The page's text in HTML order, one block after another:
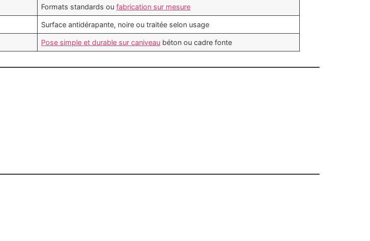
Formats standards oufabrication sur mesure
Surface antidérapante, noire ou traitée selon usage
Pose simple et durable sur caniveau béton ou cadre fonte